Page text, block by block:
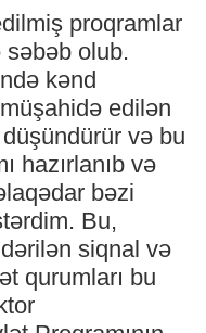
proqramlar
olub.
kənd
edilən
və bu
hazırlanıb və
bəzi
Bu,
siqnal və
qurumları bu